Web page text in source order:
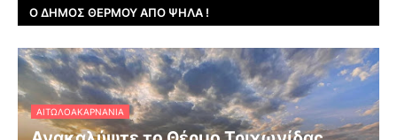
Ο ΔΉΜΟΣ ΘΈΡΜΟΥ ΑΠΌ ΨΗΛΆ !
ΑΙΤΩΛΟΑΚΑΡΝΑΝΊΑ